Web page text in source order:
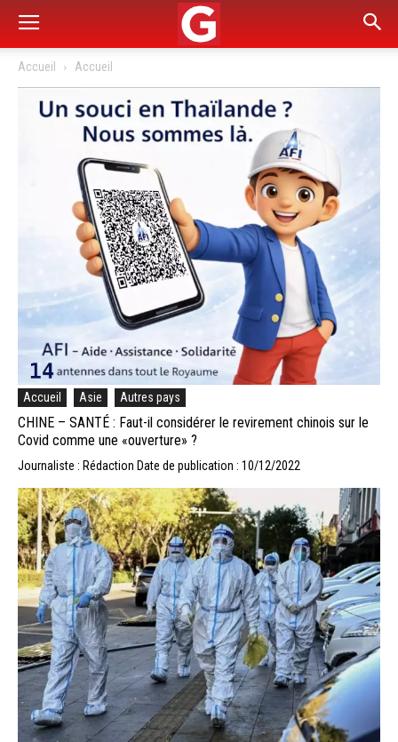
Accueil Accueil
Accueil Asie Autres pays
CHINE – SANTÉ : Faut-il considérer le revirement chinois sur le
Covid comme une «ouverture» ?
Journaliste : Rédaction Date de publication : 10/12/2022